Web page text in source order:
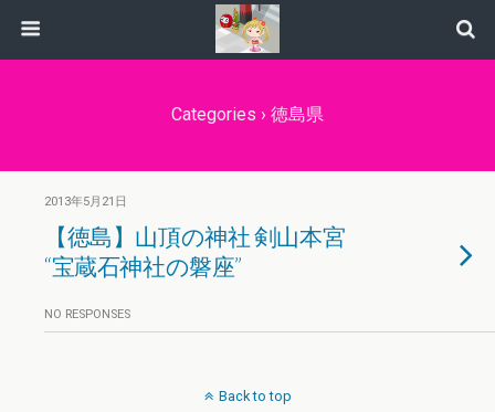
Categories › 徳島県
2013年5月21日
【徳島】山頂の神社 剣山本宮
“宝蔵石神社の磐座”
NO RESPONSES
Back to top